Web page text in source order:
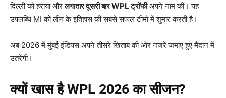
दिल्ली को हराया औरलगातार दूसरी बार WPLट्रॉफीअपने नाम की। यह
उपलब्धि MI को लीग के इतिहास की सबसे सफल टीमों में शुमार करती है।
अब 2026 में मुंबई इंडियंस अपने तीसरे खिताब की ओर नजरें जमाए हुए मैदान में
उतरेंगी।
क्यों खास है WPL 2026का सीजन?